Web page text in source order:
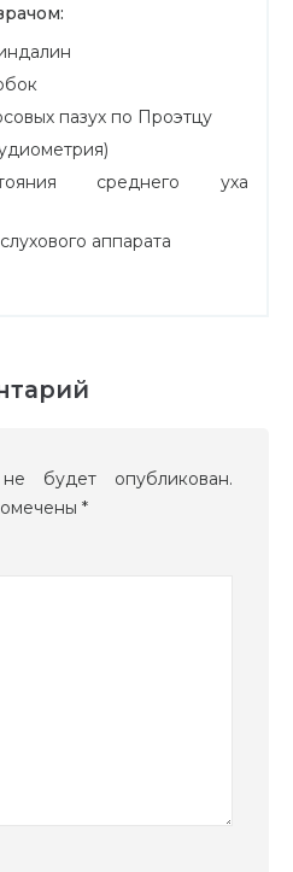
пазух по Проэтцу
среднего уха
аппарата
будет опубликован.
*